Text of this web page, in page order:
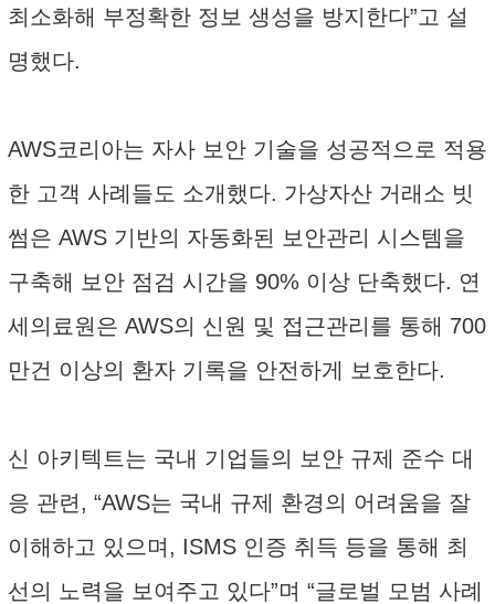
최소화해 부정확한 정보 생성을 방지한다”고 설
명했다.
AWS코리아는 자사 보안 기술을 성공적으로 적용
한 고객 사례들도 소개했다. 가상자산 거래소 빗
썸은 AWS 기반의 자동화된 보안관리 시스템을
구축해 보안 점검 시간을 90% 이상 단축했다. 연
세의료원은 AWS의 신원 및 접근관리를 통해 700
만건 이상의 환자 기록을 안전하게 보호한다.
신 아키텍트는 국내 기업들의 보안 규제 준수 대
응 관련, “AWS는 국내 규제 환경의 어려움을 잘
이해하고 있으며, ISMS 인증 취득 등을 통해 최
선의 노력을 보여주고 있다”며 “글로벌 모범 사례